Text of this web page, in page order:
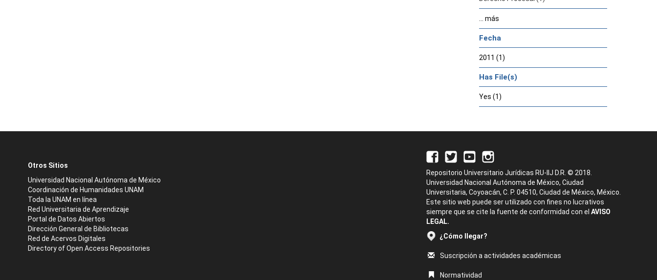
... más
Fecha
2011 (1)
Has File(s)
Yes (1)
Otros Sitios
Universidad Nacional Autónoma de México
Coordinación de Humanidades UNAM
Toda la UNAM en línea
Red Universitaria de Aprendizaje
Portal de Datos Abiertos
Dirección General de Bibliotecas
Red de Acervos Digitales
Directory of Open Access Repositories
Repositorio Universitario Jurídicas RU-IIJ D.R. © 2018.
Universidad Nacional Autónoma de México, Ciudad
Universitaria, Coyoacán, C. P. 04510, Ciudad de México, México.
Este sitio web puede ser utilizado con fines no lucrativos
siempre que se cite la fuente de conformidad con el AVISO
LEGAL.
¿Cómo llegar?
Suscripción a actividades académicas
Normatividad